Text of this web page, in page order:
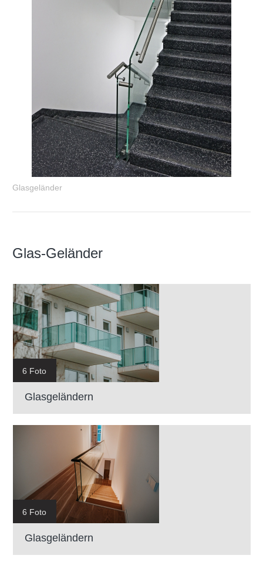
Glasgeländer
Glas-Geländer
6 Foto
Glasgeländern
6 Foto
Glasgeländern